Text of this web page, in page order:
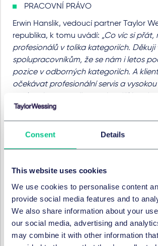
Consent Details
This website uses cookies
We use cookies to personalise content
provide social media features and to
We also share information about your
our social media, advertising and
may combine it with other information
PRACOVNÍ PRÁVO
Erwin Hanslik, vedoucí partner Taylor
republika, k tomu uvádí: „Co víc si přát,
profesionálů v tolika kategoriích. Děkuji
spolupracovníkům, že se nám i letos
pozice v odborných kategoriích. A
očekávat profesionální servis a
Výsledky firemního žebříčku Právnická
prostorách pražského paláce Žofín za
předních advokátních kanceláří a
SERVICES AND GROUPS
Brands & advertising
Information technology